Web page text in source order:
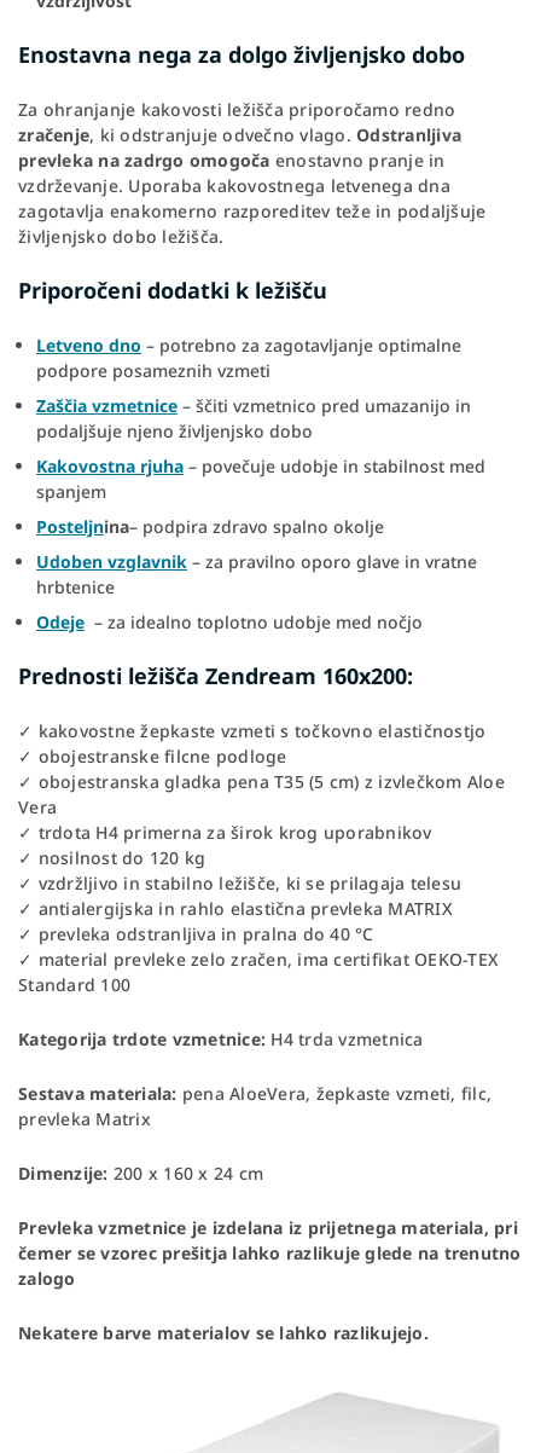
Enostavna nega za dolgo življenjsko dobo
Za ohranjanje kakovosti ležišča priporočamo redno
zračenje, ki odstranjuje odvečno vlago. Odstranljiva
prevleka na zadrgo omogoča enostavno pranje in
vzdrževanje. Uporaba kakovostnega letvenega dna
zagotavlja enakomerno razporeditev teže in podaljšuje
življenjsko dobo ležišča.
Priporočeni dodatki k ležišču
Letveno dno – potrebno za zagotavljanje optimalne
podpore posameznih vzmeti
Zaščia vzmetnice – ščiti vzmetnico pred umazanijo in
podaljšuje njeno življenjsko dobo
Kakovostna rjuha – povečuje udobje in stabilnost med
spanjem
Posteljnina– podpira zdravo spalno okolje
Udoben vzglavnik – za pravilno oporo glave in vratne
hrbtenice
Odeje – za idealno toplotno udobje med nočjo
Prednosti ležišča Zendream 160x200:
✓ kakovostne žepkaste vzmeti s točkovno elastičnostjo
✓ obojestranske filcne podloge
✓ obojestranska gladka pena T35 (5 cm) z izvlečkom Aloe
Vera
✓ trdota H4 primerna za širok krog uporabnikov
✓ nosilnost do 120 kg
✓ vzdržljivo in stabilno ležišče, ki se prilagaja telesu
✓ antialergijska in rahlo elastična prevleka MATRIX
✓ prevleka odstranljiva in pralna do 40 °C
✓ material prevleke zelo zračen, ima certifikat OEKO-TEX
Standard 100
Kategorija trdote vzmetnice: H4 trda vzmetnica
Sestava materiala: pena AloeVera, žepkaste vzmeti, filc,
prevleka Matrix
Dimenzije: 200 x 160 x 24 cm
Prevleka vzmetnice je izdelana iz prijetnega materiala, pri
čemer se vzorec prešitja lahko razlikuje glede na trenutno
zalogo
Nekatere barve materialov se lahko razlikujejo.